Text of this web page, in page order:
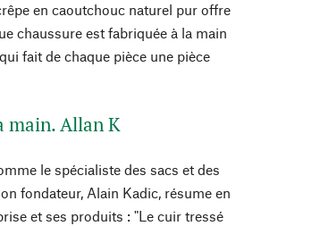
en caoutchouc naturel pur offre
chaussure est fabriquée à la main
fait de chaque pièce une pièce
main. Allan K
le spécialiste des sacs et des
fondateur, Alain Kadic, résume en
et ses produits : "Le cuir tressé